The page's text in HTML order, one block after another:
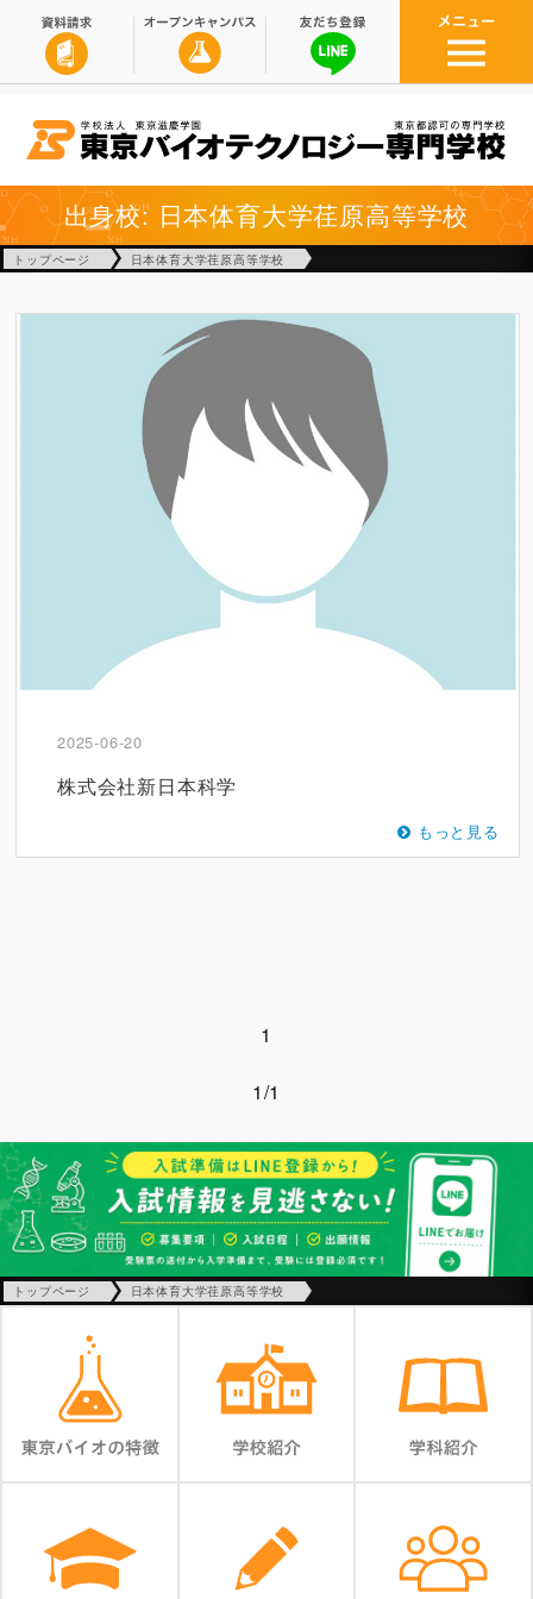
出身校: 日本体育大学荏原高等学校
トップページ 日本体育大学荏原高等学校
2025-06-20
株式会社新日本科学
もっと見る
1
1/1
トップページ 日本体育大学荏原高等学校